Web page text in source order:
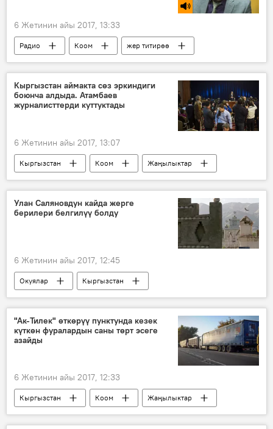
6 Жетинин айы 2017, 13:33
Радио Коом
жер титирөө
Канат Абдрахматов
Кыргызстан аймакта сөз эркиндиги
боюнча алдыда. Атамбаев
журналисттерди куттуктады
6 Жетинин айы 2017, 13:07
Кыргызстан Коом
Жаңылыктар
Алмазбек Атамбаев
журналист
куттуктоо
Улан Саляновдун кайда жерге
берилери белгилүү болду
6 Жетинин айы 2017, 12:45
Окуялар
Кыргызстан
Жаңылыктар
Улан Салянов
Аида Салянова
милиция
Аида Салянованын иниси Улан Саляновдун өлүмү
"Ак-Тилек" өткөрүү пунктунда кезек
күткөн фуралардын саны төрт эсеге
азайды
6 Жетинин айы 2017, 12:33
Кыргызстан Коом
Жаңылыктар
Кыргызстан менен Казакстандын чек арасындагы абал